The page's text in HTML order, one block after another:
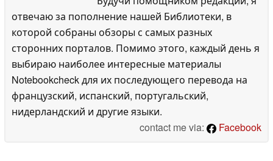
отвечаю за пополнение нашей Библиотеки, в
которой собраны обзоры с самых разных
сторонних порталов. Помимо этого, каждый день я
выбираю наиболее интересные материалы
Notebookcheck для их последующего перевода на
французский, испанский, португальский,
нидерландский и другие языки.
contact me via:
Facebook